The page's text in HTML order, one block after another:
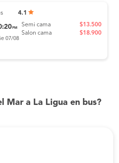
4.1
PM
07/08
Semi cama
Salon cama
$13.500
$18.900
Mar a La Ligua en bus?